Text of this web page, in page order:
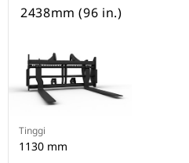
2438mm (96 in.)
Tinggi
1130 mm